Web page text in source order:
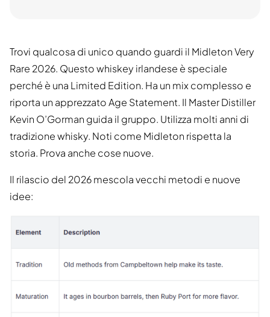
Trovi qualcosa di unico quando guardi il Midleton Very
Rare 2026. Questo whiskey irlandese è speciale
perché è una Limited Edition. Ha un mix complesso e
riporta un apprezzato Age Statement. Il Master Distiller
Kevin O’Gorman guida il gruppo. Utilizza molti anni di
tradizione whisky. Noti come Midleton rispetta la
storia. Prova anche cose nuove.
Il rilascio del 2026 mescola vecchi metodi e nuove
idee: